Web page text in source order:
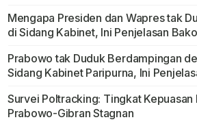
Mengapa Presiden dan Wapres tak
di Sidang Kabinet, Ini Penjelasan
Prabowo tak Duduk Berdampingan
Sidang Kabinet Paripurna, Ini
Survei Poltracking: Tingkat
Prabowo-Gibran Stagnan